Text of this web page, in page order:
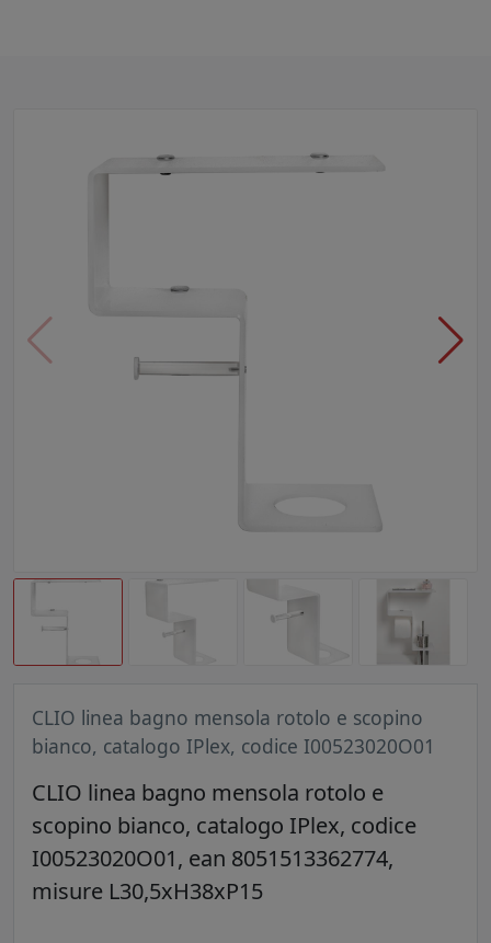
CLIO linea bagno mensola rotolo e scopino
bianco, catalogo IPlex, codice I00523020O01
CLIO linea bagno mensola rotolo e
scopino bianco, catalogo IPlex, codice
I00523020O01, ean 8051513362774,
misure L30,5xH38xP15